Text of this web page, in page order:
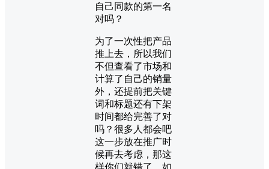
自己同款的第一名
对吗？
为了一次性把产品
推上去，所以我们
不但查看了市场和
计算了自己的销量
外，还提前把关键
词和标题还有下架
时间都给完善了对
吗？很多人都会吧
这一步放在推广时
候再去考虑，那这
样你们就错了。如